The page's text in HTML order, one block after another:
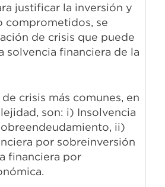
justificar la inversión y
comprometidos, se
de crisis que puede
solvencia financiera de la
crisis más comunes, en
son: i) Insolvencia
ii)
por sobreinversión
financiera por